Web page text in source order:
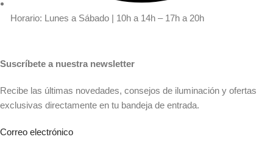
Horario: Lunes a Sábado | 10h a 14h – 17h a 20h
Suscríbete a nuestra newsletter
Recibe las últimas novedades, consejos de iluminación y ofertas
exclusivas directamente en tu bandeja de entrada.
Correo electrónico